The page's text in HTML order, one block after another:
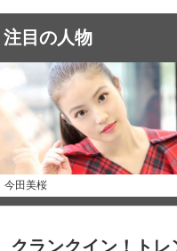
注目の人物
今田美桜
クランクイン！ト